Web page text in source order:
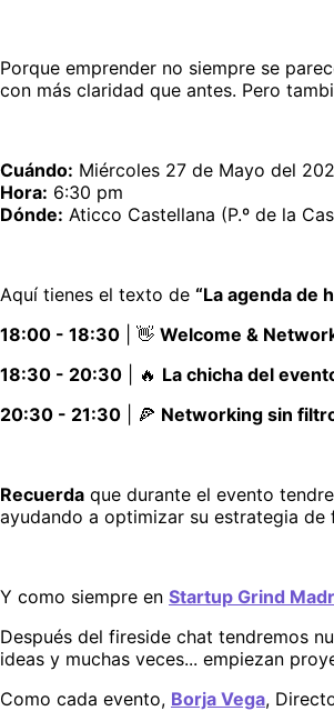
Porque emprender no siempre se
con más claridad que antes. Pero
Cuándo: Miércoles 27 de Mayo del
Hora: 6:30 pm
Dónde: Aticco Castellana (P.º de la
Aquí tienes el texto de “La agenda de
18:00 - 18:30 | 👋 Welcome &
18:30 - 20:30 | 🔥 La chicha del
20:30 - 21:30 | 🍕 Networking sin
Recuerda que durante el evento
ayudando a optimizar su estrategia
Y como siempre en Startup Grind
Después del fireside chat tendremos
ideas y muchas veces... empiezan
Como cada evento, Borja Vega,